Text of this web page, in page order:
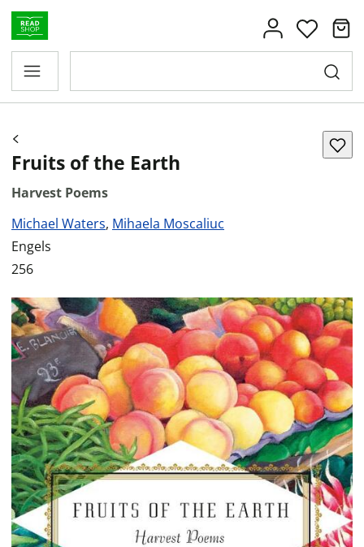
Fruits of the Earth
Harvest Poems
Michael Waters, Mihaela Moscaliuc
Engels
256